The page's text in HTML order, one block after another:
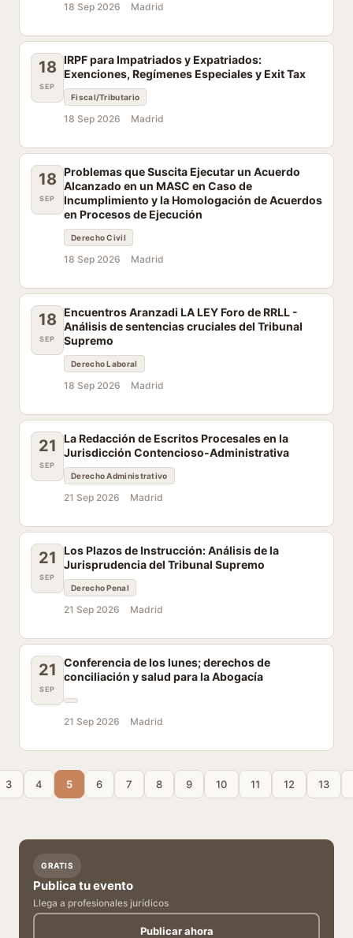
18 Sep 2026 Madrid
18
SEP
IRPF para Impatriados y Expatriados:
Exenciones, Regímenes Especiales y Exit Tax
Fiscal/Tributario
18 Sep 2026 Madrid
18
SEP
Problemas que Suscita Ejecutar un Acuerdo
Alcanzado en un MASC en Caso de
Incumplimiento y la Homologación de Acuerdos
en Procesos de Ejecución
Derecho Civil
18 Sep 2026 Madrid
18
SEP
Encuentros Aranzadi LA LEY Foro de RRLL -
Análisis de sentencias cruciales del Tribunal
Supremo
Derecho Laboral
18 Sep 2026 Madrid
21
SEP
La Redacción de Escritos Procesales en la
Jurisdicción Contencioso-Administrativa
Derecho Administrativo
21 Sep 2026 Madrid
21
SEP
Los Plazos de Instrucción: Análisis de la
Jurisprudencia del Tribunal Supremo
Derecho Penal
21 Sep 2026 Madrid
21
SEP
Conferencia de los lunes; derechos de
conciliación y salud para la Abogacía
21 Sep 2026 Madrid
3 4 5 6 7 8 9 10 11 12 13
GRATIS
Publica tu evento
Llega a profesionales jurídicos
Publicar ahora